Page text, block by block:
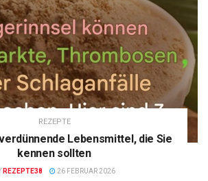
REZEPTE
Lebensmittel, die Sie
kennen sollten
REZEPTE38 26 FEBRUAR 2026